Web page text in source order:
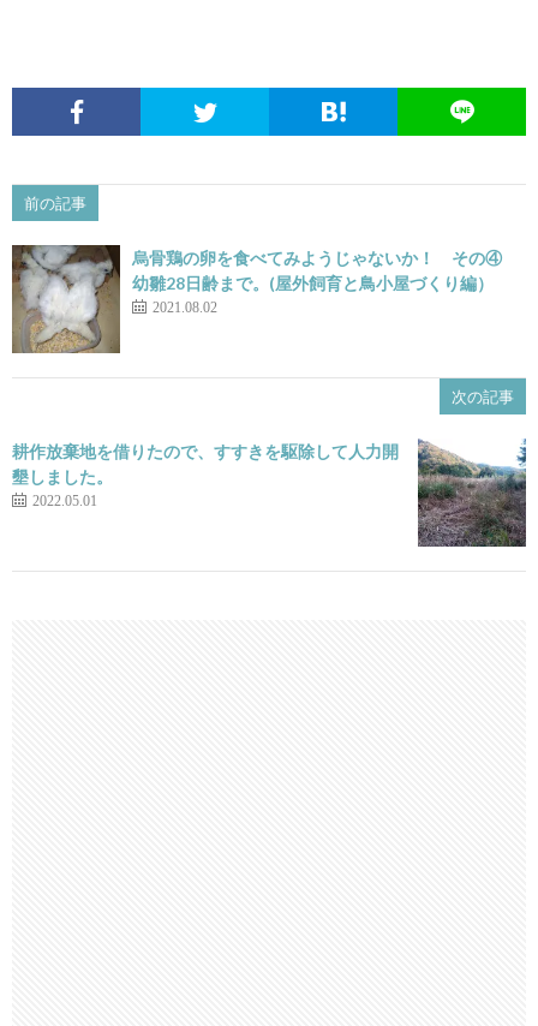
前の記事
烏骨鶏の卵を食べてみようじゃないか！ その④
幼雛28日齢まで。(屋外飼育と鳥小屋づくり編）
2021.08.02
次の記事
耕作放棄地を借りたので、すすきを駆除して人力開
墾しました。
2022.05.01